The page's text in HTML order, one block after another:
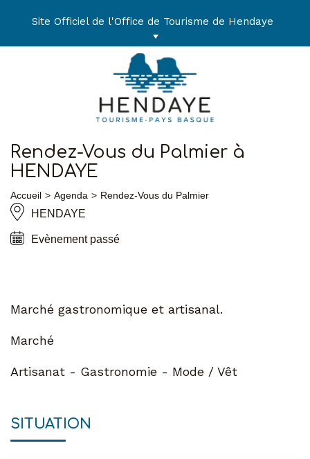
Site Officiel de l'Office de Tourisme de Hendaye
Rendez-Vous du Palmier à
HENDAYE
Accueil Agenda Rendez-Vous du Palmier
HENDAYE
Evènement passé
Marché gastronomique et artisanal.
Marché
Artisanat - Gastronomie - Mode / Vêt
SITUATION